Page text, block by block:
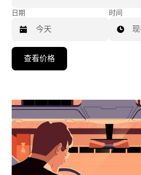
日期
向
头
浏
日
时间
查看价格